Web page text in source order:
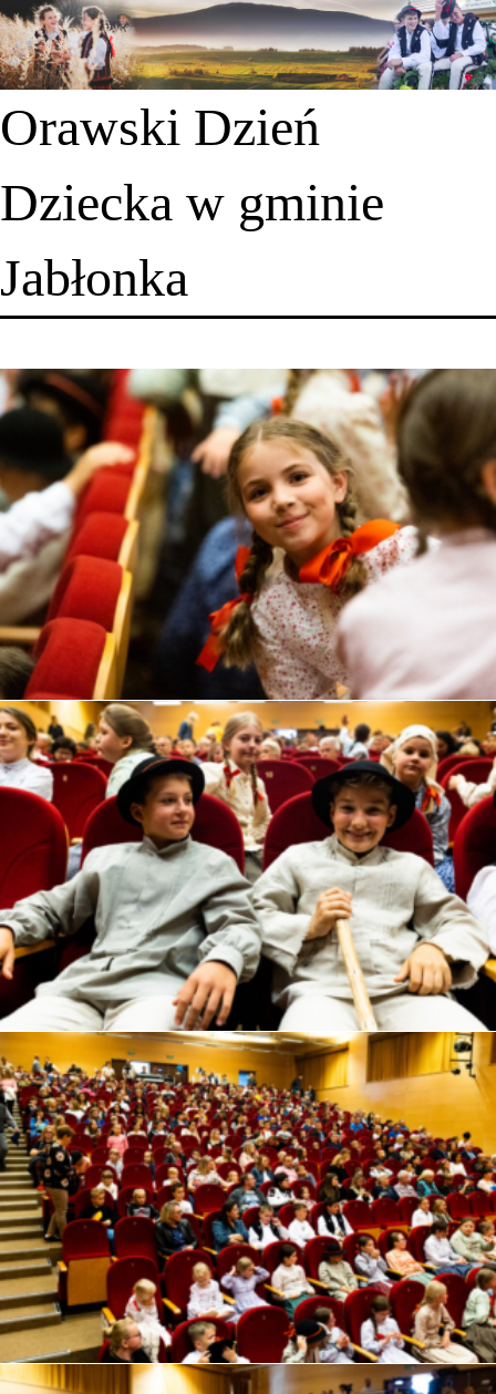
Orawski Dzień
Dziecka w gminie
Jabłonka